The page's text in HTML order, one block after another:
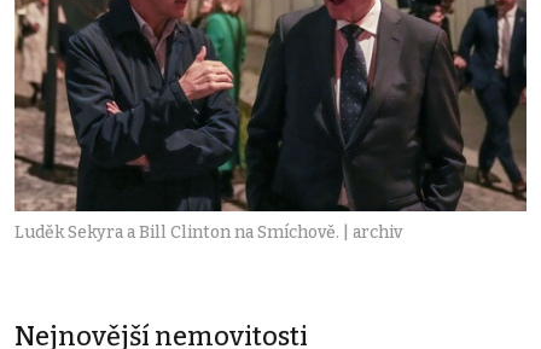
Luděk Sekyra a Bill Clinton na Smíchově. | archiv
Nejnovější nemovitosti